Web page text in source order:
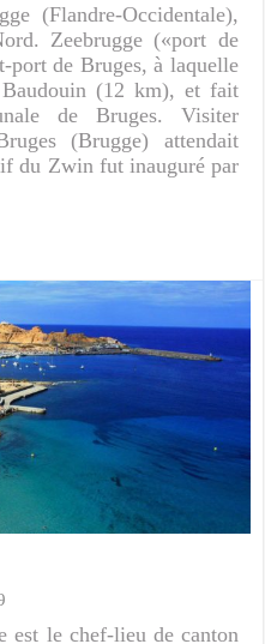
(Flandre-Occidentale),
Zeebrugge («port de
port de Bruges, à laquelle
(12 km), et fait
de Bruges. Visiter
(Brugge) attendait
du Zwin fut inauguré par
est le chef-lieu de canton